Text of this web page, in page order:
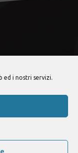
ed i nostri servizi.